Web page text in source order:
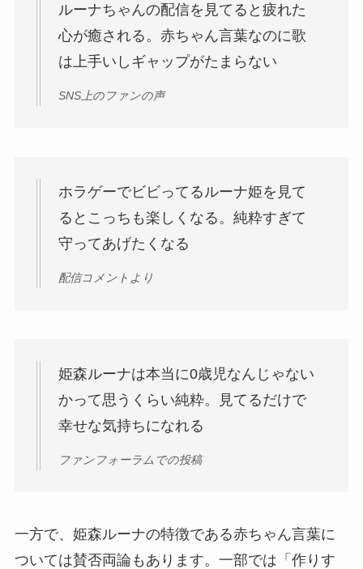
ルーナちゃんの配信を見てると疲れた
心が癒される。赤ちゃん言葉なのに歌
は上手いしギャップがたまらない
SNS上のファンの声
ホラゲーでビビってるルーナ姫を見て
るとこっちも楽しくなる。純粋すぎて
守ってあげたくなる
配信コメントより
姫森ルーナは本当に0歳児なんじゃない
かって思うくらい純粋。見てるだけで
幸せな気持ちになれる
ファンフォーラムでの投稿
一方で、姫森ルーナの特徴である赤ちゃん言葉に
ついては賛否両論もあります。一部では「作りす